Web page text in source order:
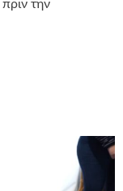
την